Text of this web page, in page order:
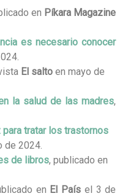
en Píkara Magazine
es necesario conocer
El salto en mayo de
la salud de las madres,
tratar los trastornos
de 2024.
de libros, publicado en
en El País el 3 de